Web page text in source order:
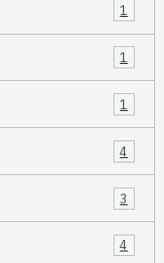
1
1
1
4
3
4